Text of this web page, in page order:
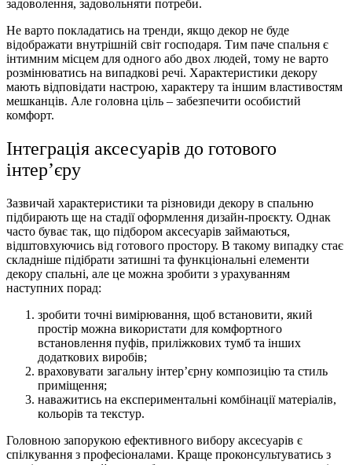
задоволення, задовольняти потреби.
Не варто покладатись на тренди, якщо декор не буде
відображати внутрішній світ господаря. Тим паче спальня є
інтимним місцем для одного або двох людей, тому не варто
розмінюватись на випадкові речі. Характеристики декору
мають відповідати настрою, характеру та іншим властивостям
мешканців. Але головна ціль – забезпечити особистий
комфорт.
Інтеграція аксесуарів до готового
інтер’єру
Зазвичай характеристики та різновиди декору в спальню
підбирають ще на стадії оформлення дизайн-проєкту. Однак
часто буває так, що підбором аксесуарів займаються,
відштовхуючись від готового простору. В такому випадку стає
складніше підібрати затишні та функціональні елементи
декору спальні, але це можна зробити з урахуванням
наступних порад:
зробити точні вимірювання, щоб встановити, який
простір можна використати для комфортного
встановлення пуфів, приліжкових тумб та інших
додаткових виробів;
враховувати загальну інтер’єрну композицію та стиль
приміщення;
наважитись на експериментальні комбінації матеріалів,
кольорів та текстур.
Головною запорукою ефективного вибору аксесуарів є
спілкування з професіоналами. Краще проконсультуватись з